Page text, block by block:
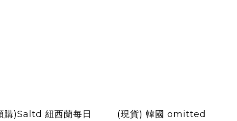
購)Saltd 紐西蘭每日
(現貨) 韓國 omitted